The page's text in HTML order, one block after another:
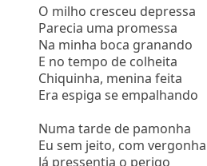
O milho cresceu depressa
Parecia uma promessa
Na minha boca granando
E no tempo de colheita
Chiquinha, menina feita
Era espiga se empalhando
Numa tarde de pamonha
Eu sem jeito, com vergonha
Já pressentia o perigo